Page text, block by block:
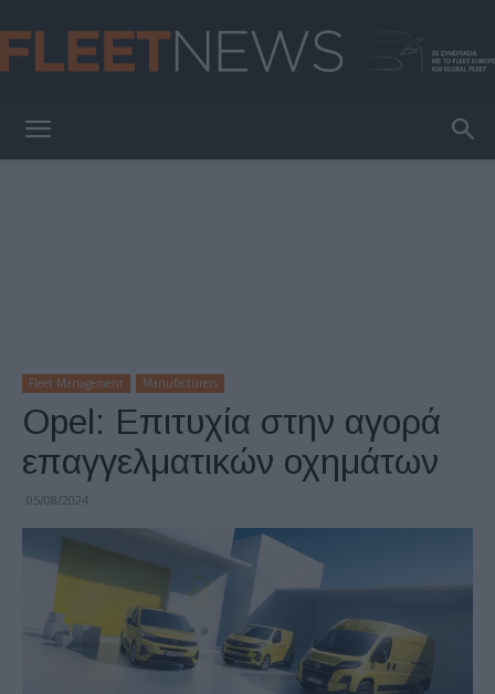
Fleet Management Manufacturers
Opel: Επιτυχία στην αγορά
επαγγελματικών οχημάτων
05/08/2024